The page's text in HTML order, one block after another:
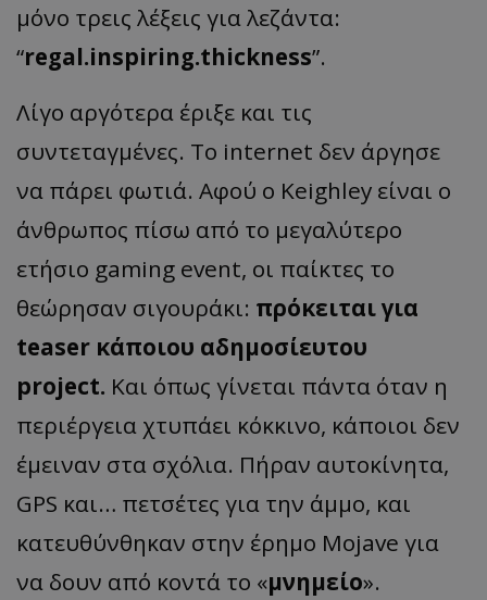
μόνο τρεις λέξεις για λεζάντα:
“regal.inspiring.thickness”.
Λίγο αργότερα έριξε και τις
συντεταγμένες. Το internet δεν άργησε
να πάρει φωτιά. Αφού ο Keighley είναι ο
άνθρωπος πίσω από το μεγαλύτερο
ετήσιο gaming event, οι παίκτες το
θεώρησαν σιγουράκι: πρόκειται για
teaser κάποιου αδημοσίευτου
project. Και όπως γίνεται πάντα όταν η
περιέργεια χτυπάει κόκκινο, κάποιοι δεν
έμειναν στα σχόλια. Πήραν αυτοκίνητα,
GPS και… πετσέτες για την άμμο, και
κατευθύνθηκαν στην έρημο Mojave για
να δουν από κοντά το «μνημείο».